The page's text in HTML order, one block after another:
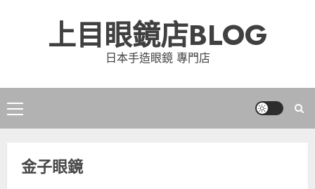
上目眼鏡店BLOG
日本手造眼鏡 專門店
Primary
Menu
金子眼鏡